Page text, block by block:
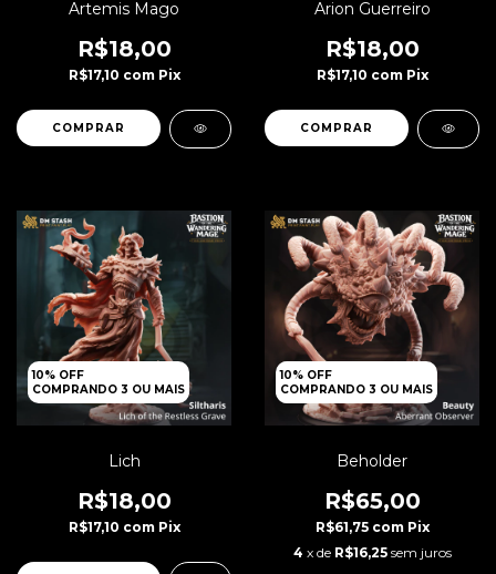
Artemis Mago
R$18,00
R$17,10 com Pix
Arion Guerreiro
R$18,00
R$17,10 com Pix
10% OFF
COMPRANDO 3 OU MAIS
Lich
R$18,00
R$17,10 com Pix
10% OFF
COMPRANDO 3 OU MAIS
Beholder
R$65,00
R$61,75 com Pix
4 x de R$16,25 sem juros